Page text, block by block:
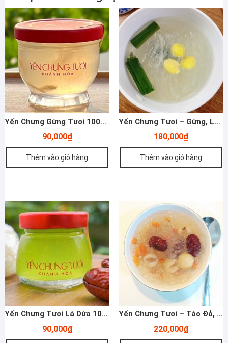
đỏ,
long
nhãn,
hạt
sen,
hạt
chia,
kỳ
tử
-100ml
lượng
Yến Chưng Gừng Tươi 100ml – Trị Ho
90,000₫
Thêm vào giỏ hàng
Yến Chưng Tươi – Gừng, Lá Dứa -200ml – Yến Sào Plaza
180,000₫
Thêm vào giỏ hàng
Yến Chưng Tươi Lá Dứa 100ml
90,000₫
Yến Chưng Tươi – Táo Đỏ, Long Nhãn, Hạt Sen, Kì Tử, Dừa Xiêm -200ml – Yến Sào Plaza
220,000₫